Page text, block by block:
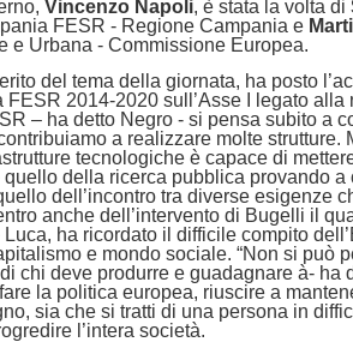
Vincenzo Napoli, è stata la volta di
FESR - Regione Campania e
e Urbana - Commissione Europea.
del tema della giornata, ha posto
2014-2020 sull’Asse I legato alla
– ha detto Negro - si pensa subito a
a realizzare molte strutture.
tecnologiche è capace di
della ricerca pubblica provando a
dell’incontro tra diverse esigenze
anche dell’intervento di Bugelli il
ha ricordato il difficile compito
e mondo sociale. “Non si può
chi deve produrre e guadagnare à- ha
la politica europea, riuscire a
sia che si tratti di una persona in
l’intera società.